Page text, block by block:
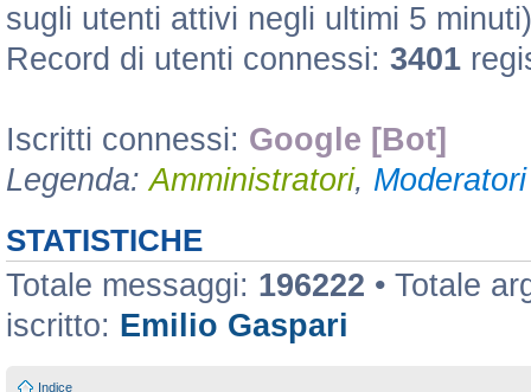
sugli utenti attivi negli ultimi 5 minuti)
Record di utenti connessi: 3401
Iscritti connessi: Google [Bot]
Legenda:Amministratori,
STATISTICHE
Totale messaggi: 196222 • Totale
iscritto: Emilio Gaspari
Indice